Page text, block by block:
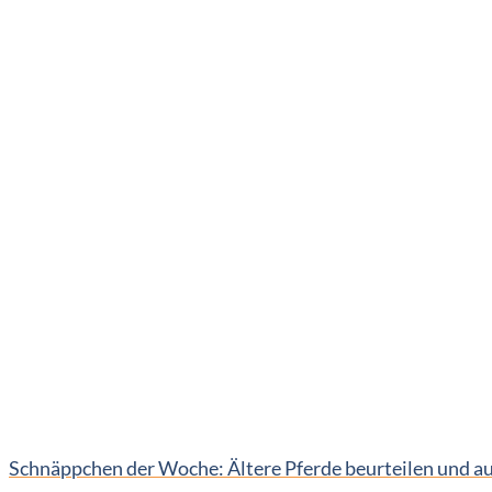
Schnäppchen der Woche: Ältere Pferde beurteilen und